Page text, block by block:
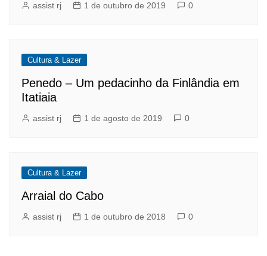
assist rj 1 de outubro de 2019 0
Cultura & Lazer
Penedo – Um pedacinho da Finlândia em
Itatiaia
assist rj 1 de agosto de 2019 0
Cultura & Lazer
Arraial do Cabo
assist rj 1 de outubro de 2018 0